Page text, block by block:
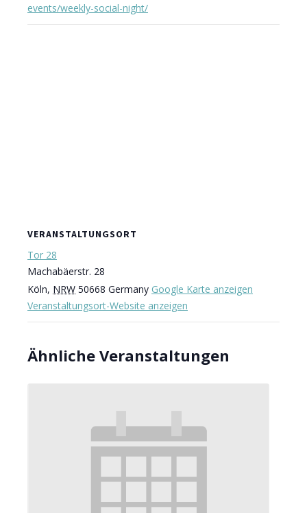
events/weekly-social-night/
VERANSTALTUNGSORT
Tor 28
Machabäerstr. 28
Köln, NRW 50668 Germany Google Karte anzeigen
Veranstaltungsort-Website anzeigen
Ähnliche Veranstaltungen